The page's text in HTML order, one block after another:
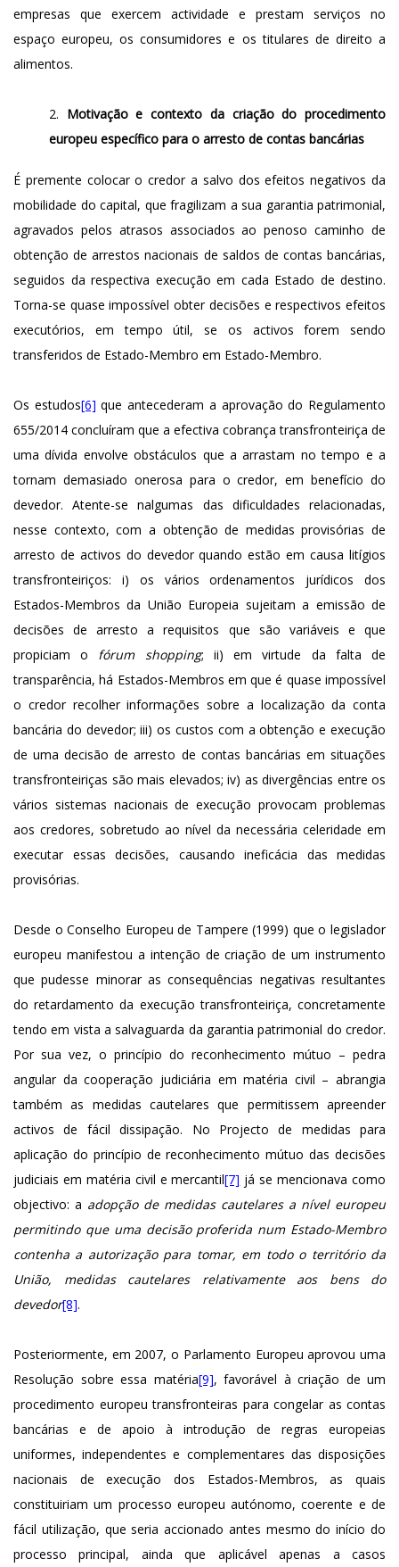
empresas que exercem actividade e prestam serviços no
espaço europeu, os consumidores e os titulares de direito a
alimentos.
Motivação e contexto da criação do procedimento
europeu específico para o arresto de contas bancárias
É premente colocar o credor a salvo dos efeitos negativos da
mobilidade do capital, que fragilizam a sua garantia patrimonial,
agravados pelos atrasos associados ao penoso caminho de
obtenção de arrestos nacionais de saldos de contas bancárias,
seguidos da respectiva execução em cada Estado de destino.
Torna-se quase impossível obter decisões e respectivos efeitos
executórios, em tempo útil, se os activos forem sendo
transferidos de Estado-Membro em Estado-Membro.
Os estudos[6] que antecederam a aprovação do Regulamento
655/2014 concluíram que a efectiva cobrança transfronteiriça de
uma dívida envolve obstáculos que a arrastam no tempo e a
tornam demasiado onerosa para o credor, em benefício do
devedor. Atente-se nalgumas das dificuldades relacionadas,
nesse contexto, com a obtenção de medidas provisórias de
arresto de activos do devedor quando estão em causa litígios
transfronteiriços: i) os vários ordenamentos jurídicos dos
Estados-Membros da União Europeia sujeitam a emissão de
decisões de arresto a requisitos que são variáveis e que
propiciam o fórum shopping; ii) em virtude da falta de
transparência, há Estados-Membros em que é quase impossível
o credor recolher informações sobre a localização da conta
bancária do devedor; iii) os custos com a obtenção e execução
de uma decisão de arresto de contas bancárias em situações
transfronteiriças são mais elevados; iv) as divergências entre os
vários sistemas nacionais de execução provocam problemas
aos credores, sobretudo ao nível da necessária celeridade em
executar essas decisões, causando ineficácia das medidas
provisórias.
Desde o Conselho Europeu de Tampere (1999) que o legislador
europeu manifestou a intenção de criação de um instrumento
que pudesse minorar as consequências negativas resultantes
do retardamento da execução transfronteiriça, concretamente
tendo em vista a salvaguarda da garantia patrimonial do credor.
Por sua vez, o princípio do reconhecimento mútuo – pedra
angular da cooperação judiciária em matéria civil – abrangia
também as medidas cautelares que permitissem apreender
activos de fácil dissipação. No Projecto de medidas para
aplicação do princípio de reconhecimento mútuo das decisões
judiciais em matéria civil e mercantil[7] já se mencionava como
objectivo: a adopção de medidas cautelares a nível europeu
permitindo que uma decisão proferida num Estado-Membro
contenha a autorização para tomar, em todo o território da
União, medidas cautelares relativamente aos bens do
devedor[8].
Posteriormente, em 2007, o Parlamento Europeu aprovou uma
Resolução sobre essa matéria[9], favorável à criação de um
procedimento europeu transfronteiras para congelar as contas
bancárias e de apoio à introdução de regras europeias
uniformes, independentes e complementares das disposições
nacionais de execução dos Estados-Membros, as quais
constituiriam um processo europeu autónomo, coerente e de
fácil utilização, que seria accionado antes mesmo do início do
processo principal, ainda que aplicável apenas a casos